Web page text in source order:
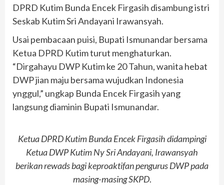
DPRD Kutim Bunda Encek Firgasih disambung istri
Seskab Kutim Sri Andayani Irawansyah.
Usai pembacaan puisi, Bupati Ismunandar bersama
Ketua DPRD Kutim turut menghaturkan.
“Dirgahayu DWP Kutim ke 20 Tahun, wanita hebat
DWP jian maju bersama wujudkan Indonesia
ynggul,” ungkap Bunda Encek Firgasih yang
langsung diaminin Bupati Ismunandar.
Ketua DPRD Kutim Bunda Encek Firgasih didampingi
Ketua DWP Kutim Ny Sri Andayani, Irawansyah
berikan rewads bagi keproaktifan pengurus DWP pada
masing-masing SKPD.